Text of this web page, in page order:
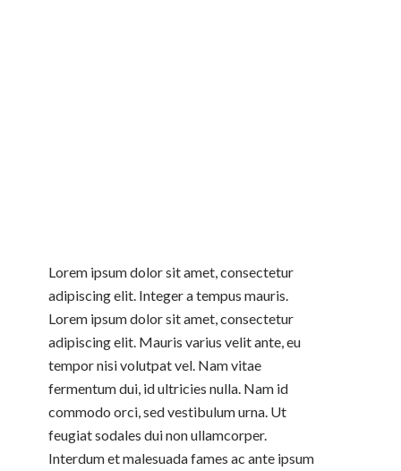
Lorem ipsum dolor sit amet, consectetur
adipiscing elit. Integer a tempus mauris.
Lorem ipsum dolor sit amet, consectetur
adipiscing elit. Mauris varius velit ante, eu
tempor nisi volutpat vel. Nam vitae
fermentum dui, id ultricies nulla. Nam id
commodo orci, sed vestibulum urna. Ut
feugiat sodales dui non ullamcorper.
Interdum et malesuada fames ac ante ipsum